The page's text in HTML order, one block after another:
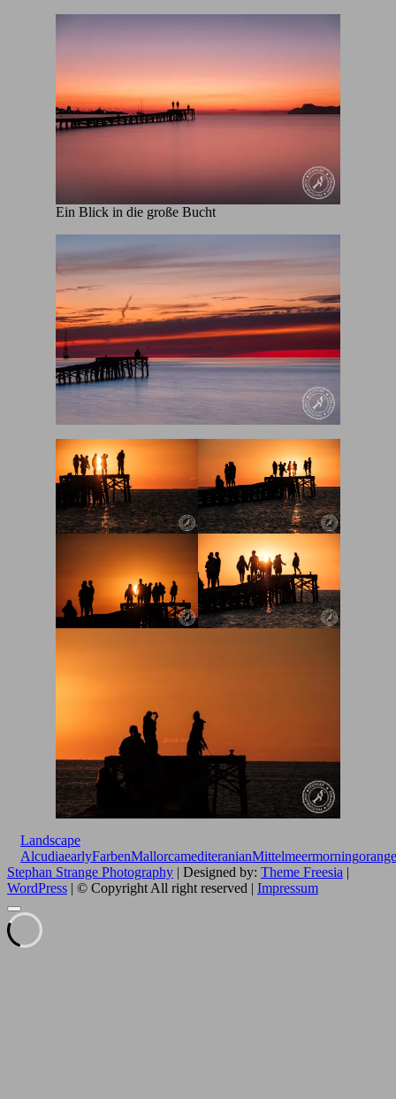
Ein Blick in die große Bucht
Landscape
AlcudiaearlyFarbenMallorcamediteranianMittelmeermorningorange
Stephan Strange Photography | Designed by: Theme Freesia |
WordPress | © Copyright All right reserved | Impressum